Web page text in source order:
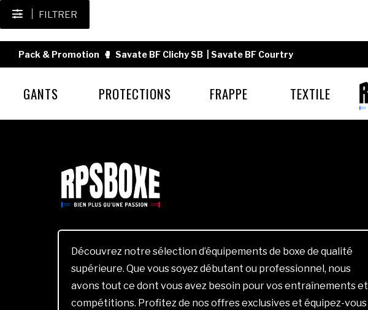
FILTRER
Pack & Promotion 🥊 Savate BF Clichy SB Savate BF Courtry
GANTS PROTECTIONS FRAPPE TEXTILE
Découvrez notre sélection d’équipements de boxe de qualité
supérieure. Que vous soyez débutant ou professionnel, nous
avons tout ce dont vous avez besoin pour vos entraînements et
compétitions. Profitez de nos offres exclusives et équipez-vous